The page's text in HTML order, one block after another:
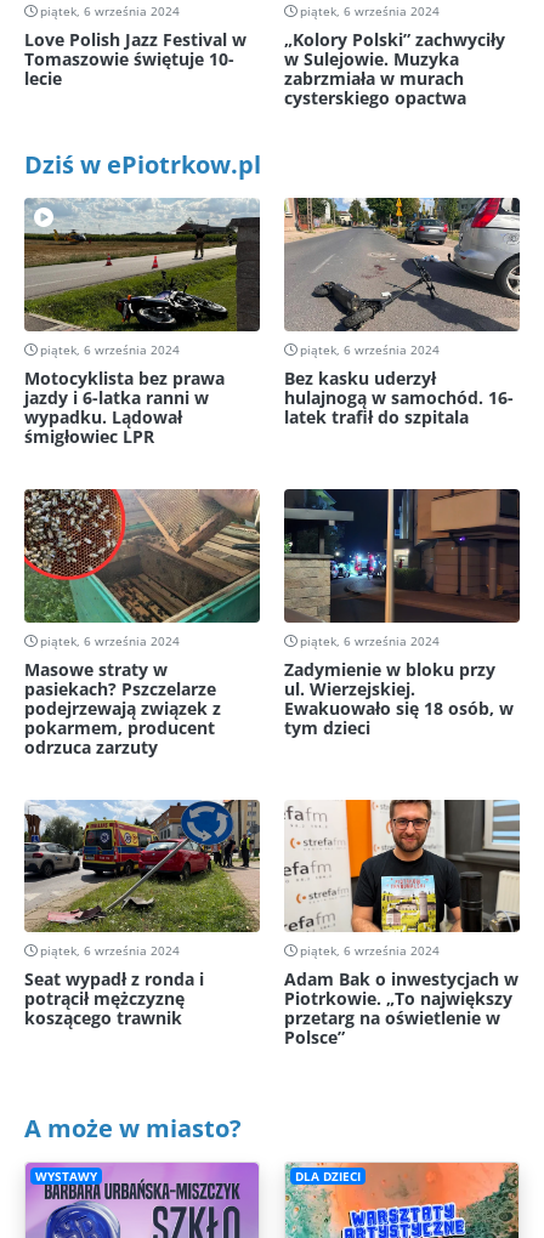
piątek, 6 września 2024
Love Polish Jazz Festival w
Tomaszowie świętuje 10-
lecie
piątek, 6 września 2024
„Kolory Polski” zachwyciły
w Sulejowie. Muzyka
zabrzmiała w murach
cysterskiego opactwa
Dziś w ePiotrkow.pl
piątek, 6 września 2024
Motocyklista bez prawa
jazdy i 6-latka ranni w
wypadku. Lądował
śmigłowiec LPR
piątek, 6 września 2024
Bez kasku uderzył
hulajnogą w samochód. 16-
latek trafił do szpitala
piątek, 6 września 2024
Masowe straty w
pasiekach? Pszczelarze
podejrzewają związek z
pokarmem, producent
odrzuca zarzuty
piątek, 6 września 2024
Zadymienie w bloku przy
ul. Wierzejskiej.
Ewakuowało się 18 osób, w
tym dzieci
piątek, 6 września 2024
Seat wypadł z ronda i
potrącił mężczyznę
koszącego trawnik
piątek, 6 września 2024
Adam Bak o inwestycjach w
Piotrkowie. „To największy
przetarg na oświetlenie w
Polsce”
A może w miasto?
WYSTAWY DLA DZIECI